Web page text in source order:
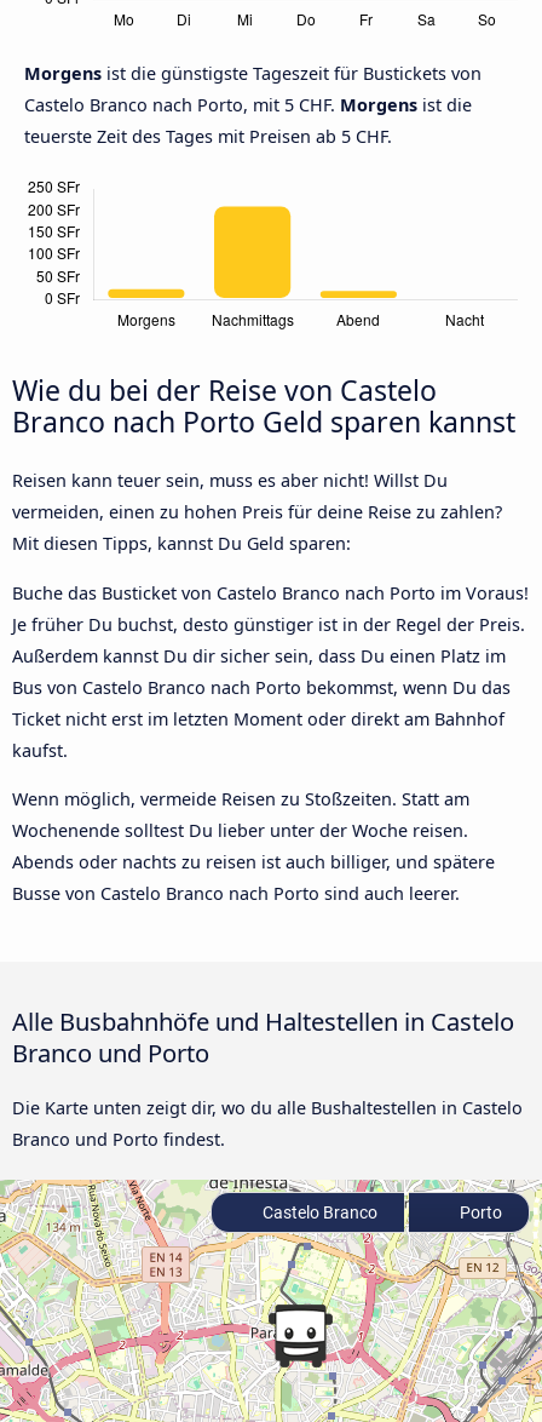
Morgens ist die günstigste Tageszeit für Bustickets von
Castelo Branco nach Porto, mit 5 CHF. Morgens ist die
teuerste Zeit des Tages mit Preisen ab 5 CHF.
Wie du bei der Reise von Castelo
Branco nach Porto Geld sparen kannst
Reisen kann teuer sein, muss es aber nicht! Willst Du
vermeiden, einen zu hohen Preis für deine Reise zu zahlen?
Mit diesen Tipps, kannst Du Geld sparen:
Buche das Busticket von Castelo Branco nach Porto im Voraus!
Je früher Du buchst, desto günstiger ist in der Regel der Preis.
Außerdem kannst Du dir sicher sein, dass Du einen Platz im
Bus von Castelo Branco nach Porto bekommst, wenn Du das
Ticket nicht erst im letzten Moment oder direkt am Bahnhof
kaufst.
Wenn möglich, vermeide Reisen zu Stoßzeiten. Statt am
Wochenende solltest Du lieber unter der Woche reisen.
Abends oder nachts zu reisen ist auch billiger, und spätere
Busse von Castelo Branco nach Porto sind auch leerer.
Alle Busbahnhöfe und Haltestellen in Castelo
Branco und Porto
Die Karte unten zeigt dir, wo du alle Bushaltestellen in Castelo
Branco und Porto findest.
Castelo Branco Porto